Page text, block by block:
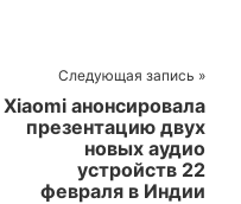
Следующая запись »
Xiaomi анонсировала
презентацию двух
новых аудио
устройств 22
февраля в Индии